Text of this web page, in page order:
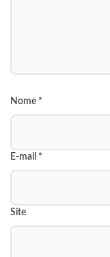
Nome *
E-mail *
Site